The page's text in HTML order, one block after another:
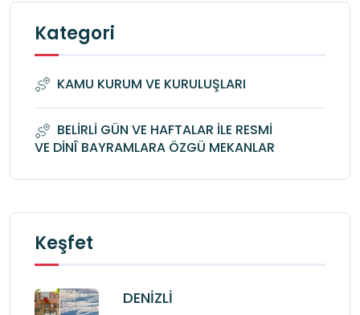
Kategori
KAMU KURUM VE KURULUŞLARI
BELİRLİ GÜN VE HAFTALAR İLE RESMİ
VE DİNÎ BAYRAMLARA ÖZGÜ MEKANLAR
Keşfet
DENİZLİ